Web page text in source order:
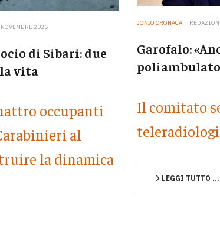
2025
di Sibari: due
vita
occupanti
al
la dinamica
JONIO CRONACA
Garofalo:
Il comitato
LEGGI TUTTO …